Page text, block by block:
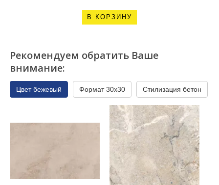
В КОРЗИНУ
Рекомендуем обратить Ваше
внимание:
Цвет бежевый Формат 30x30 Стилизация бетон